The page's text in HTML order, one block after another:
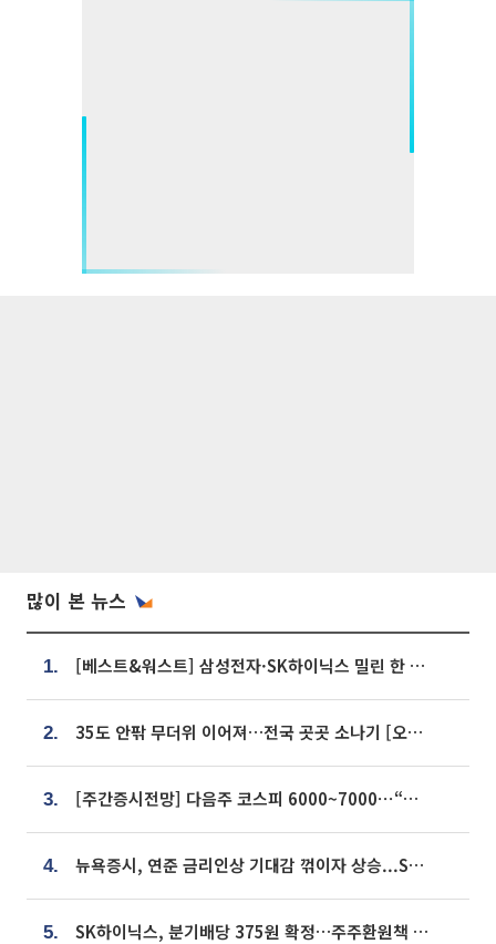
많이 본 뉴스
1. [베스트&워스트] 삼성전자·SK하이닉스 밀린 한 주…상상인증권은 85% 급등
2. 35도 안팎 무더위 이어져…전국 곳곳 소나기 [오늘 날씨]
3. [주간증시전망] 다음주 코스피 6000~7000⋯“外人 수급은 정책이 변수”
4. 뉴욕증시, 연준 금리인상 기대감 꺾이자 상승...S&P500 사상 최고치 [종합]
5. SK하이닉스, 분기배당 375원 확정…주주환원책 9월로 앞당겨 발표